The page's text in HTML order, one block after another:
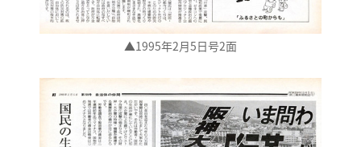
▲1995年2月5日号2面